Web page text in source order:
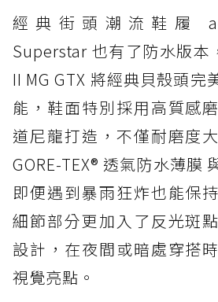
防水鞋推薦 4. ASICS
載 GORE-TEX 隱形貼合科技
防水鞋推薦 5. Salomon
人必備山系鞋王！防滑、防
頂
防水鞋推薦 6. HOKA
復刻厚底，GORE-TEX 防
防水鞋推薦 7.
黃靴同級頂級防水，輕量化
防水鞋推薦 7.
黃靴同級頂級防水，輕量化
經典街頭潮流鞋履
Superstar 也有了防水版本
II MG GTX 將經典貝殼頭完
能，鞋面特別採用高質感
道尼龍打造，不僅耐磨度
GORE-TEX® 透氣防水薄膜
即便遇到暴雨狂炸也能保
細節部分更加入了反光斑
設計，在夜間或暗處穿搭
視覺亮點。